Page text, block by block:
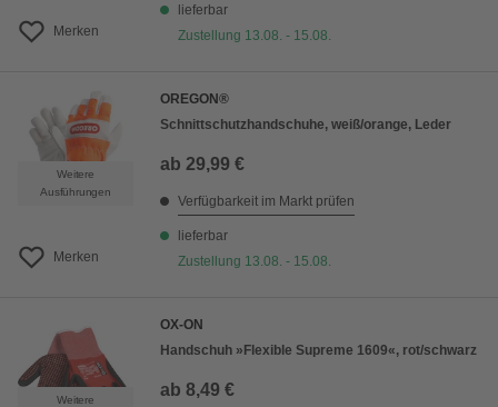
Merken
lieferbar
Zustellung 13.08. - 15.08.
Weitere
Ausführungen
Merken
OREGON®
Schnittschutzhandschuhe, weiß/orange, Leder
ab 29,99 €
Verfügbarkeit im Markt prüfen
lieferbar
Zustellung 13.08. - 15.08.
Weitere
OX-ON
Handschuh »Flexible Supreme 1609«, rot/schwarz
ab 8,49 €